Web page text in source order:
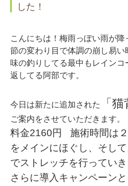
した！
こんにちは！梅雨っぽい雨が
節の変わり目で体調の崩し易
味の釣りしてる最中もレインコ
返してる阿部です。
今日は新たに追加された 「
ご案内をさせていただきます。
料金2160円 施術時間は
をメインにほぐし、そし
でストレッチを行っていき
さらに導入キャンペーン